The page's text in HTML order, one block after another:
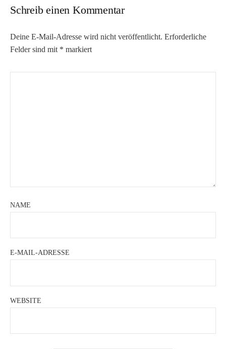
Schreib einen Kommentar
Deine E-Mail-Adresse wird nicht veröffentlicht. Erforderliche
Felder sind mit * markiert
NAME
E-MAIL-ADRESSE
WEBSITE